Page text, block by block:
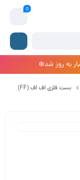
0
به روز شد❄️
بست فلزی اف اف (FF)